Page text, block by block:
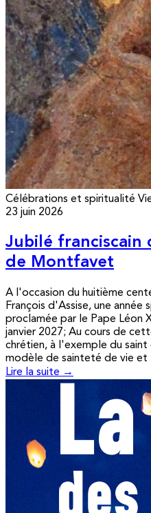
Célébrations et spiritualité
23 juin 2026
Jubilé franciscain
de Montfavet
A l'occasion du huitième
François d'Assise, une année
proclamée par le Pape Léon
janvier 2027; Au cours de
chrétien, à l'exemple du saint
modèle de sainteté de vie et
Lire la suite →